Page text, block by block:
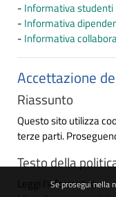
Se prosegui nella
- Informativa studenti
- Informativa
- Informativa
Accettazione
Riassunto
Questo sito utilizza
terze parti.
Testo della
Leggi l'informativa